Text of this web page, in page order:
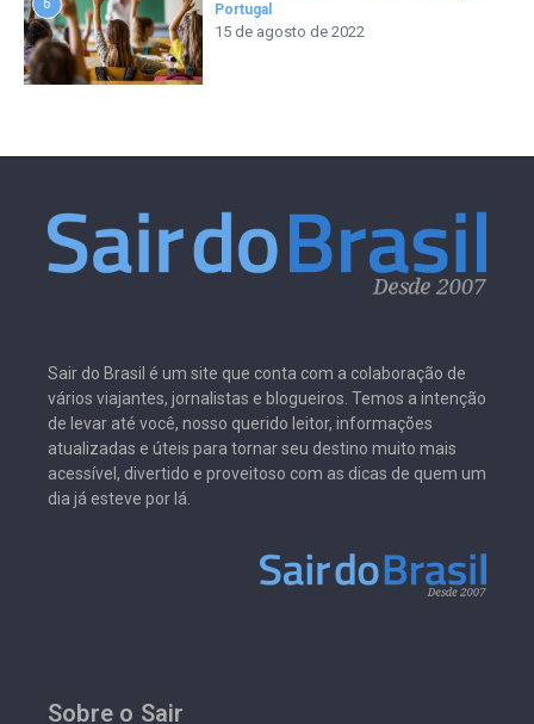
Portugal
15 de agosto de 2022
Sair do Brasil é um site que conta com a colaboração de
vários viajantes, jornalistas e blogueiros. Temos a intenção
de levar até você, nosso querido leitor, informações
atualizadas e úteis para tornar seu destino muito mais
acessível, divertido e proveitoso com as dicas de quem um
dia já esteve por lá.
Sobre o Sair